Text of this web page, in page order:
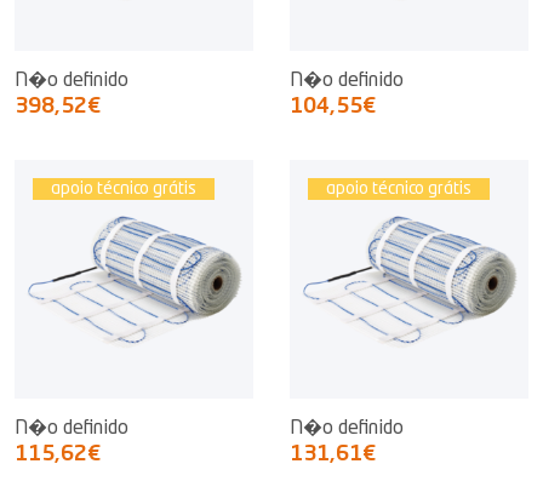
N�o definido
398,52€
N�o definido
104,55€
apoio técnico grátis
N�o definido
115,62€
apoio técnico grátis
N�o definido
131,61€